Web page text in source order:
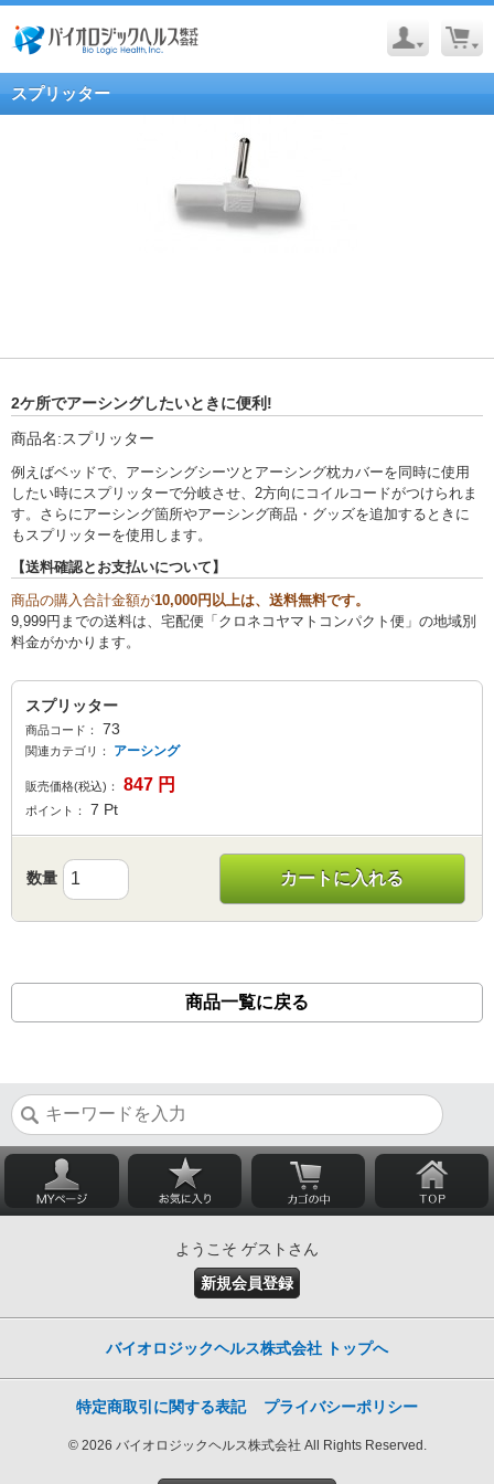
スプリッター
2ケ所でアーシングしたいときに便利!
商品名:スプリッター
例えばベッドで、アーシングシーツとアーシング枕カバーを同時に使用
したい時にスプリッターで分岐させ、2方向にコイルコードがつけられま
す。さらにアーシング箇所やアーシング商品・グッズを追加するときに
もスプリッターを使用します。
【送料確認とお支払いについて】
商品の購入合計金額が10,000円以上は、送料無料です。
9,999円までの送料は、宅配便「クロネコヤマトコンパクト便」の地域別
料金がかかります。
スプリッター
商品コード： 73
関連カテゴリ： アーシング
販売価格(税込)： 847 円
ポイント： 7 Pt
数量 カートに入れる
商品一覧に戻る
ようこそ ゲストさん
新規会員登録
バイオロジックヘルス株式会社 トップへ
特定商取引に関する表記 プライバシーポリシー
© 2026 バイオロジックヘルス株式会社 All Rights Reserved.